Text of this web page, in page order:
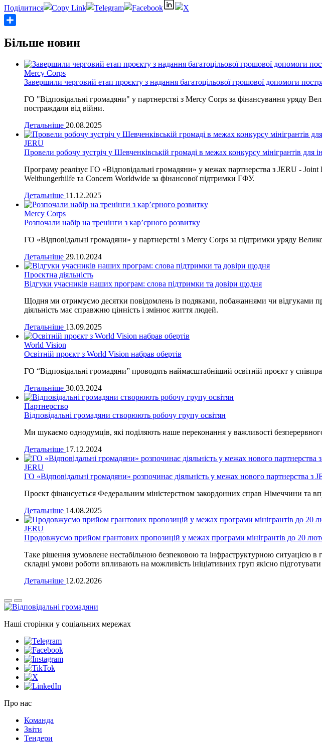
Більше новин
Mercy Corps
Завершили черговий етап проєкту з надання багатоцільової грошової допомоги
ГО "Відповідальні громадяни" у партнерстві з Mercy Corps за фінансування уряду
постраждали від війни.
Детальніше 20.08.2025
JERU
Провели робочу зустріч у Шевченківській громаді в межах конкурсу мінігрантів для
Програму реалізує ГО «Відповідальні громадяни» у межах партнерства з JERU -
Welthungerhilfe та Concern Worldwide за фінансової підтримки ГФУ.
Детальніше 11.12.2025
Mercy Corps
Розпочали набір на тренінги з кар’єрного розвитку
ГО «Відповідальні громадяни» у партнерстві з Mercy Corps за підтримки уряду
Детальніше 29.10.2024
Проєктна діяльність
Відгуки учасників наших програм: слова підтримки та довіри щодня
Щодня ми отримуємо десятки повідомлень із подяками, побажаннями чи відгуками
діяльність має справжню цінність і змінює життя людей.
Детальніше 13.09.2025
World Vision
Освітній проєкт з World Vision набрав обертів
ГО “Відповідальні громадяни” проводять наймасштабніший освітній проєкт у
Детальніше 30.03.2024
Партнерство
Відповідальні громадяни створюють робочу групу освітян
Ми шукаємо однодумців, які поділяють наше переконання у важливості
Детальніше 17.12.2024
JERU
ГО «Відповідальні громадяни» розпочинає діяльність у межах нового партнерства
Проєкт фінансується Федеральним міністерством закордонних справ Німеччини та
Детальніше 14.08.2025
JERU
Продовжуємо прийом грантових пропозицій у межах програми мінігрантів до 20
Таке рішення зумовлене нестабільною безпековою та інфраструктурною ситуацією в
складні умови роботи впливають на можливість ініціативних груп якісно
Детальніше 12.02.2026
Наші сторінки у соціальних мережах
Про нас
Команда
Звіти
Тендери